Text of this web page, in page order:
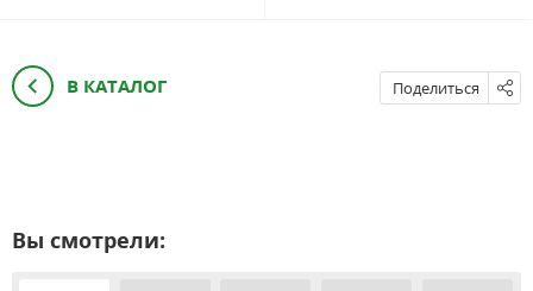
В КАТАЛОГ Поделиться
Вы смотрели: